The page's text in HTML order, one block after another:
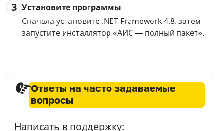
3 Установите программы
Сначала установите .NET Framework 4.8, затем
запустите инсталлятор «АИС — полный пакет».
Ответы на часто задаваемые
вопросы
Написать в поддержку: